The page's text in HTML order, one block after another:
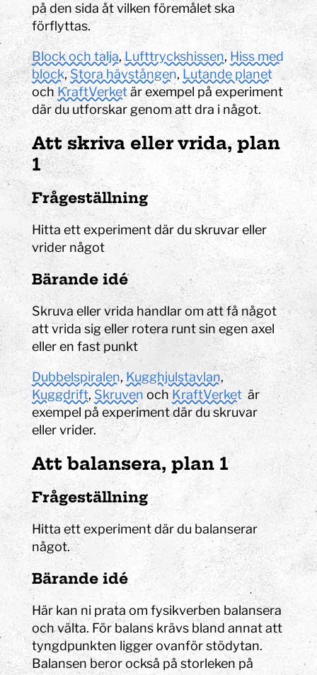
på den sida åt vilken föremålet ska
förflyttas.
Block och talja,Lufttryckshissen, Hiss med
block,Stora hävstången, Lutande planet
ochKraftVerketär exempel på experiment
där du utforskar genom att dra i något.
Att skriva eller vrida, plan
1
Frågeställning
Hitta ett experiment där du skruvar eller
vrider något
Bärande idé
Skruva eller vrida handlar om att få något
att vrida sig eller rotera runt sin egen axel
eller en fast punkt
Dubbelspiralen,Kugghjulstavlan,
Kuggdrift, Skruven och KraftVerketär
exempel på experiment där du skruvar
eller vrider.
Att balansera, plan 1
Frågeställning
Hitta ett experiment där du balanserar
något.
Bärande idé
Här kan ni prata om fysikverben balansera
och välta. För balans krävs bland annat att
tyngdpunkten ligger ovanför stödytan.
Balansen beror också på storleken på